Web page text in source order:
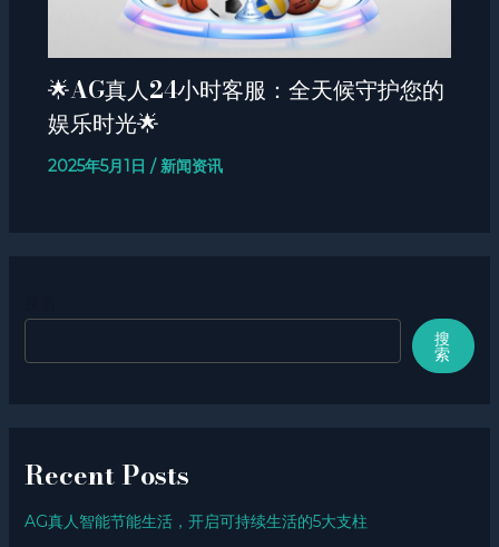
🌟AG真人24小时客服：全天候守护您的
娱乐时光🌟
2025年5月1日 /新闻资讯
搜
索
Recent Posts
AG真人智能节能生活，开启可持续生活的5大支柱